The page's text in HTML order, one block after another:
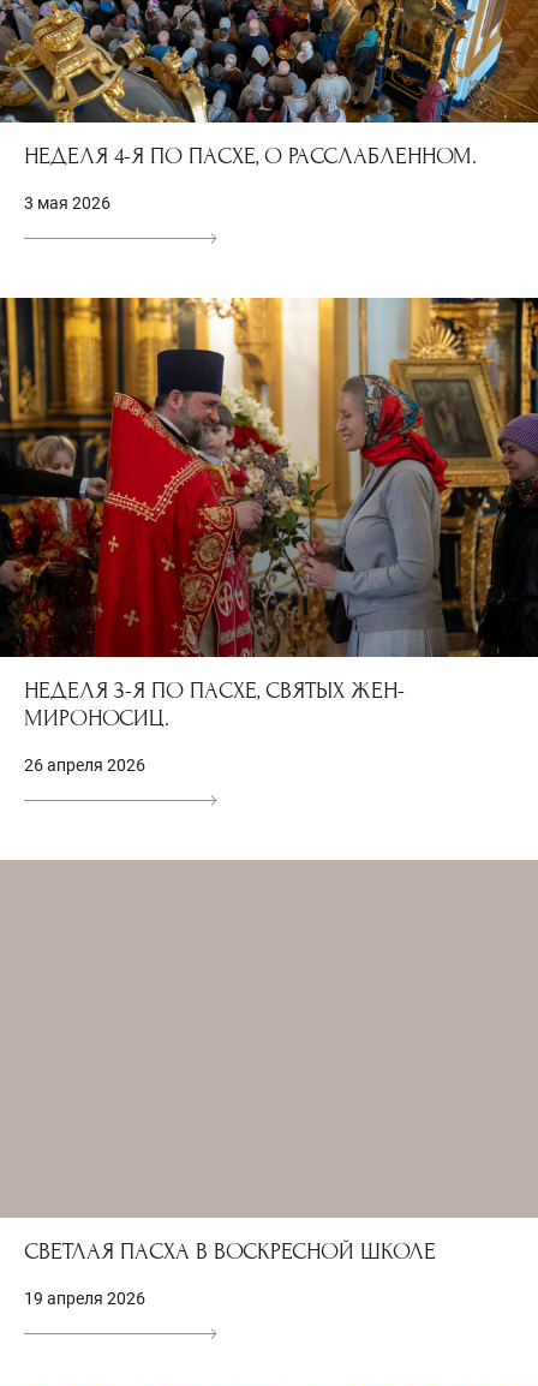
НЕДЕЛЯ 4-Я ПО ПАСХЕ, О РАССЛАБЛЕННОМ.
3 мая 2026
НЕДЕЛЯ 3-Я ПО ПАСХЕ, СВЯТЫХ ЖЕН-
МИРОНОСИЦ.
26 апреля 2026
СВЕТЛАЯ ПАСХА В ВОСКРЕСНОЙ ШКОЛЕ
19 апреля 2026